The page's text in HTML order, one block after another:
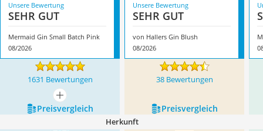
Unsere Bewertung
SEHR GUT
Mermaid Gin Small Batch Pink
08/2026
Unsere Bewertung
SEHR GUT
von Hallers Gin Blush
08/2026
1631 Bewertungen 38 Bewertungen
mehr anzeigen
Preis­vergleich
Preis­vergleich
Herkunft